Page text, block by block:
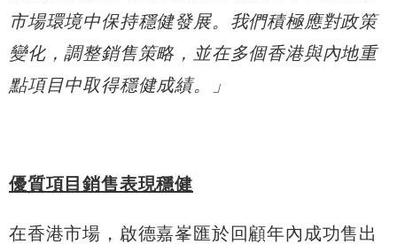
市場環境中保持穩健發展。我們積極應對政策
變化，調整銷售策略，並在多個香港與內地重
點項目中取得穩健成績。」
優質項目銷售表現穩健
在香港市場，啟德嘉峯匯於回顧年內成功售出